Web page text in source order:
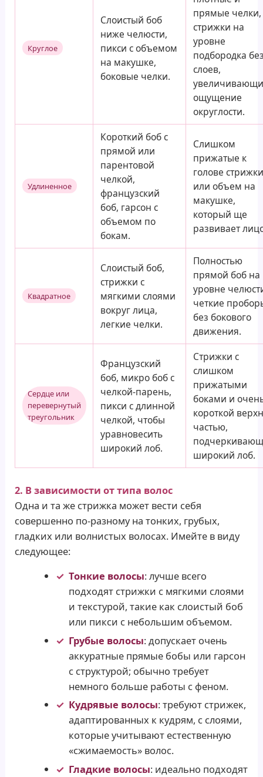
Круглое
Слоистый боб
ниже челюсти,
пикси с объемом
на макушке,
боковые челки.
прямые челки,
стрижки на
уровне
подбородка
слоев,
ощущение
округлости.
Удлиненное
Короткий боб с
прямой или
парентовой
челкой,
французский
боб, гарсон с
объемом по
бокам.
Слишком
прижатые к
голове стрижки
или объем на
макушке,
который ще
развивает
Квадратное
Слоистый боб,
стрижки с
мягкими слоями
вокруг лица,
легкие челки.
Полностью
прямой боб на
уровне
четкие
без бокового
движения.
Сердце или
перевернутый
треугольник
Французский
боб, микро боб с
челкой-парень,
пикси с длинной
челкой, чтобы
уравновесить
широкий лоб.
Стрижки с
слишком
прижатыми
боками и
короткой
частью,
широкий лоб.
2. В зависимости от типа волос
Одна и та же стрижка может вести себя
совершенно по-разному на тонких, грубых,
гладких или волнистых волосах. Имейте в виду
следующее:
Тонкие волосы: лучше всего
подходят стрижки с мягкими слоями
и текстурой, такие как слоистый боб
или пикси с небольшим объемом.
Грубые волосы: допускает очень
аккуратные прямые бобы или гарсон
с структурой; обычно требует
немного больше работы с феном.
Кудрявые волосы: требуют стрижек,
адаптированных к кудрям, с слоями,
которые учитывают естественную
«сжимаемость» волос.
Гладкие волосы: идеально подходят